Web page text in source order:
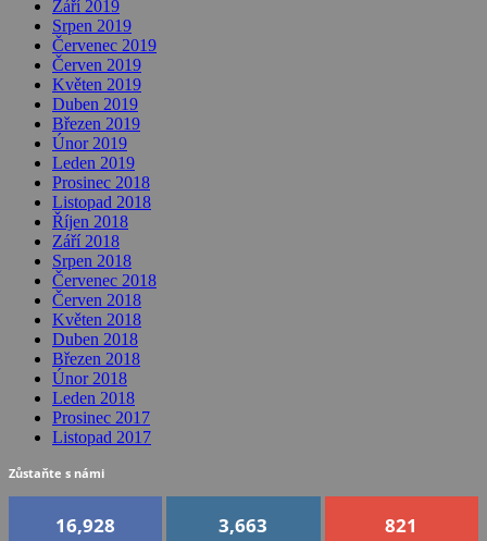
Září 2019
Srpen 2019
Červenec 2019
Červen 2019
Květen 2019
Duben 2019
Březen 2019
Únor 2019
Leden 2019
Prosinec 2018
Listopad 2018
Říjen 2018
Září 2018
Srpen 2018
Červenec 2018
Červen 2018
Květen 2018
Duben 2018
Březen 2018
Únor 2018
Leden 2018
Prosinec 2017
Listopad 2017
Zůstaňte s námi
16,928 3,663 821